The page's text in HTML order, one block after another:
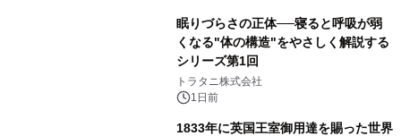
眠りづらさの正体──寝ると呼吸が弱
くなる"体の構造"をやさしく解説する
シリーズ第1回
トラタニ株式会社
1日前
1833年に英国王室御用達を賜った世界